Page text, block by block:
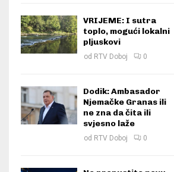
VRIJEME: I sutra
toplo, mogući lokalni
pljuskovi
od RTV Doboj 0
Dodik: Ambasador
Njemačke Granas ili
ne zna da čita ili
svjesno laže
od RTV Doboj 0